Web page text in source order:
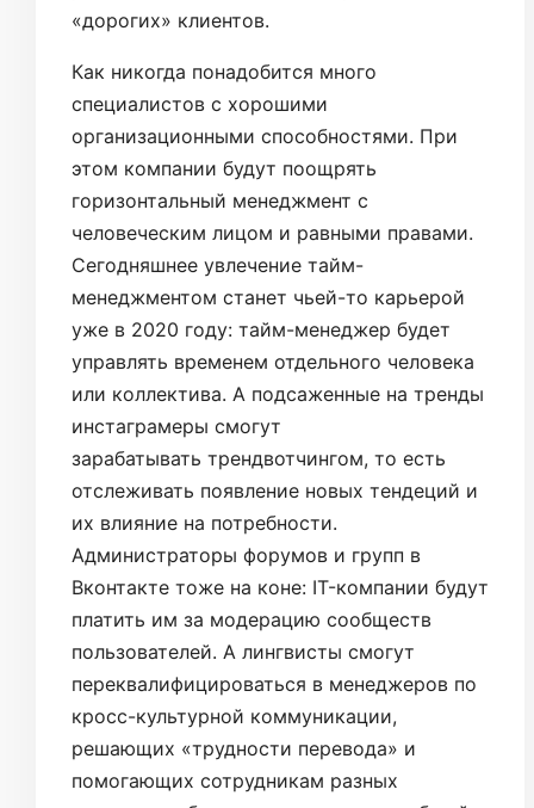
«дорогих» клиентов.
Как никогда понадобится много
специалистов с хорошими
организационными способностями. При
этом компании будут поощрять
горизонтальный менеджмент с
человеческим лицом и равными правами.
Сегодняшнее увлечение тайм-
менеджментом станет чьей-то карьерой
уже в 2020 году: тайм-менеджер будет
управлять временем отдельного человека
или коллектива. А подсаженные на тренды
инстаграмеры смогут
зарабатывать трендвотчингом, то есть
отслеживать появление новых тендеций и
их влияние на потребности.
Администраторы форумов и групп в
Вконтакте тоже на коне: IT-компании будут
платить им за модерацию сообществ
пользователей. А лингвисты смогут
переквалифицироваться в менеджеров по
кросс-культурной коммуникации,
решающих «трудности перевода» и
помогающих сотрудникам разных